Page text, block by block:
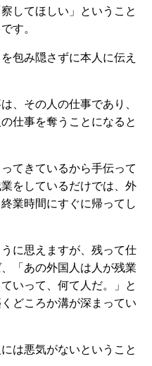
してほしい」ということ
す。
包み隠さずに本人に伝え
、その人の仕事であり、
仕事を奪うことになると
てきているから手伝って
をしているだけでは、外
業時間にすぐに帰ってし
に思えますが、残って仕
「あの外国人は人が残業
いって、何て人だ。」と
どころか溝が深まってい
は悪気がないということ